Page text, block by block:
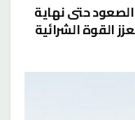
حتى نهاية